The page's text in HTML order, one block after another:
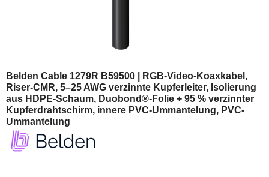
Belden Cable 1279R B59500 | RGB-Video-Koaxkabel,
Riser-CMR, 5–25 AWG verzinnte Kupferleiter, Isolierung
aus HDPE-Schaum, Duobond®-Folie + 95 % verzinnter
Kupferdrahtschirm, innere PVC-Ummantelung, PVC-
Ummantelung